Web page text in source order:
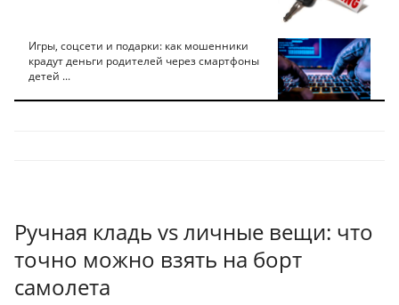
Игры, соцсети и подарки: как мошенники
крадут деньги родителей через смартфоны
детей ...
Ручная кладь vs личные вещи: что
точно можно взять на борт
самолета